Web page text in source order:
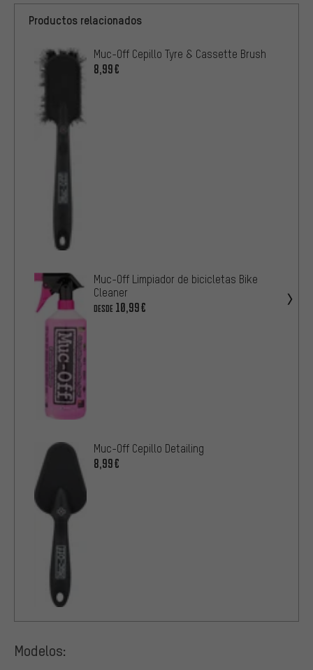
Productos relacionados
Muc-Off Cepillo Tyre & Cassette Brush
8,99€
Muc-Off Limpiador de bicicletas Bike
Cleaner
DESDE 10,99€
Muc-Off Cepillo Detailing
8,99€
Modelos: